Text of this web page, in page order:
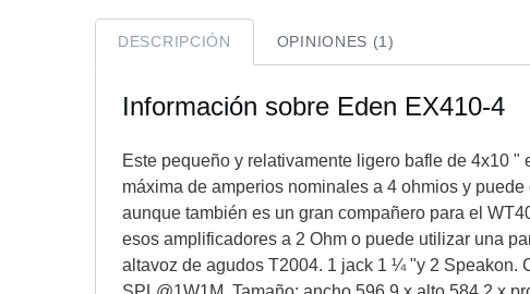
DESCRIPCIÓN OPINIONES (1)
Información sobre Eden EX410-4
Este pequeño y relativamente ligero bafle de 4x10
máxima de amperios nominales a 4 ohmios y
aunque también es un gran compañero para el
esos amplificadores a 2 Ohm o puede utilizar una
altavoz de agudos T2004. 1 jack 1 ¼ "y 2 Speakon.